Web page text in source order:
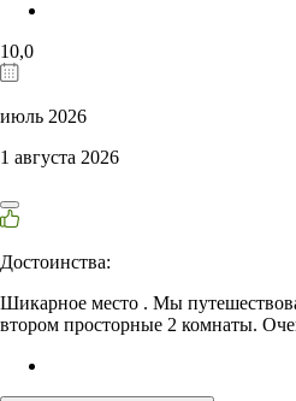
10,0
июль 2026
1 августа 2026
Достоинства:
Шикарное место . Мы
втором просторные 2 комнаты.